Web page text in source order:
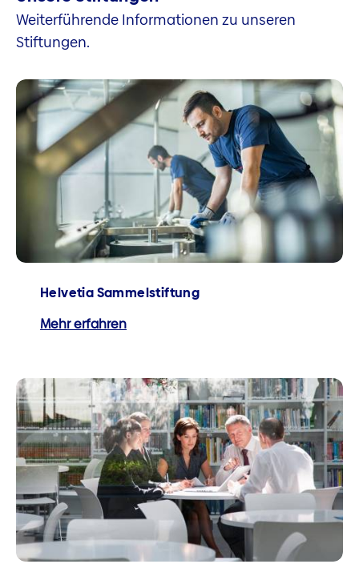
Weiterführende Informationen zu unseren
Stiftungen.
Helvetia Sammelstiftung
Mehr erfahren